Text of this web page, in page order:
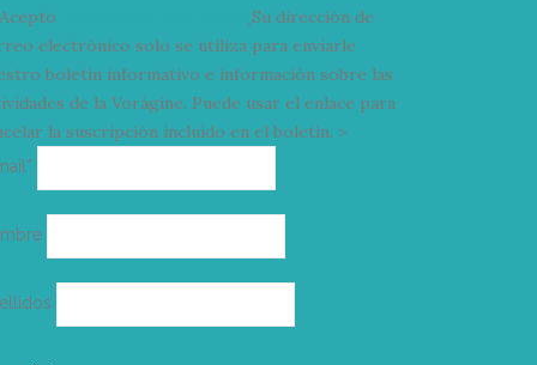
Acepto
Su dirección de
electrónico solo se utiliza para enviarle
boletín informativo e información sobre las
de la Vorágine. Puede usar el enlace para
la suscripción incluido en el boletín. >
electrónico